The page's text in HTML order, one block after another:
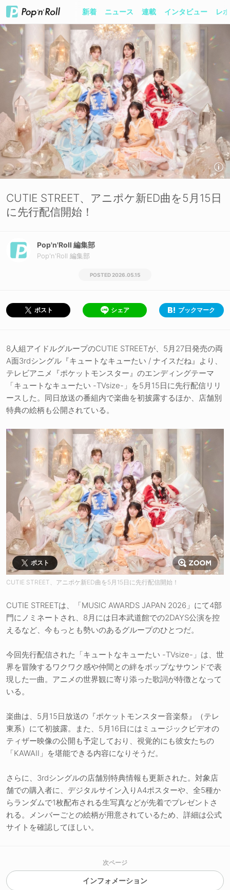
新着 ニュース 連載 インタビュー レ
CUTIE STREET、アニポケ新ED曲を5月15日
に先行配信開始！
Pop'n'Roll 編集部
Pop'n'Roll 編集部
2026.05.15
ポスト シェア ブックマーク
8人組アイドルグループのCUTIE STREETが、5月27日発売の両
A面3rdシングル『キュートなキューたい / ナイスだね』より、
テレビアニメ『ポケットモンスター』のエンディングテーマ
「キュートなキューたい -TVsize-」を5月15日に先行配信リリ
ースした。同日放送の番組内で楽曲を初披露するほか、店舗別
特典の絵柄も公開されている。
ポスト
CUTIE STREET、アニポケ新ED曲を5月15日に先行配信開始！
CUTIE STREETは、「MUSIC AWARDS JAPAN 2026」にて4部
門にノミネートされ、8月には日本武道館での2DAYS公演を控
えるなど、今もっとも勢いのあるグループのひとつだ。
今回先行配信された「キュートなキューたい -TVsize-」は、世
界を冒険するワクワク感や仲間との絆をポップなサウンドで表
現した一曲。アニメの世界観に寄り添った歌詞が特徴となって
いる。
楽曲は、5月15日放送の『ポケットモンスター音楽祭』（テレ
東系）にて初披露。また、5月16日にはミュージックビデオの
ティザー映像の公開も予定しており、視覚的にも彼女たちの
「KAWAII」を堪能できる内容になりそうだ。
さらに、3rdシングルの店舗別特典情報も更新された。対象店
舗での購入者に、デジタルサイン入りA4ポスターや、全5種か
らランダムで1枚配布される生写真などが先着でプレゼントさ
れる。メンバーごとの絵柄が用意されているため、詳細は公式
サイトを確認してほしい。
次ページ
インフォメーション